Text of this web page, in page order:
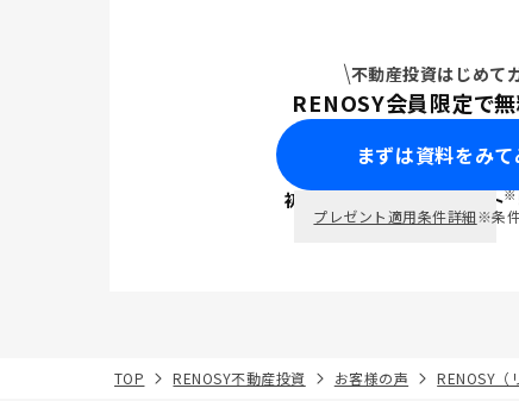
不動産投資はじめて
RENOSY会員限定で無
まずは資料をみて
初回面談で ポイント※
プレゼント適用条件詳細※条
TOP RENOSY不動産投資 お客様の声 RENOSY（